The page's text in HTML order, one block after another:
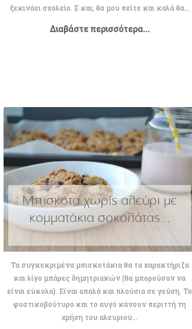
ξεκινάει σχολείο. Ε και; θα μου πείτε και καλά θα...
Διαβάστε περισσότερα...
Μπισκότα χωρίς αλεύρι με
κομματάκια σοκολάτας...
Τα συγκεκριμένα μπισκοτάκια θα τα χαρακτήριζα
και λίγο μπάρες δημητριακών (θα μπορούσαν να
είναι εύκολα). Είναι απαλά και πλούσια σε γεύση. Το
φυστικοβούτυρο και το αυγό κάνουν περιττή τη
χρήση του αλευριού...